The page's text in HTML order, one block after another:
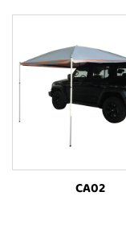
tienda exterior
acampar sobre el
automóvil
CA02